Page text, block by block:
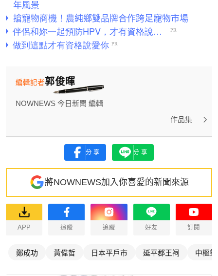
年風景
搶寵物商機！農純鄉雙品牌合作跨足寵物市場
郭俊暉
編輯記者
NOWNEWS 今日新聞 編輯
作品集
分享 分享
將NOWNEWS加入你喜愛的新聞來源
APP 追蹤 追蹤 好友 訂閱
鄭成功 黃偉哲 日本平戶市 延平郡王祠 中樞